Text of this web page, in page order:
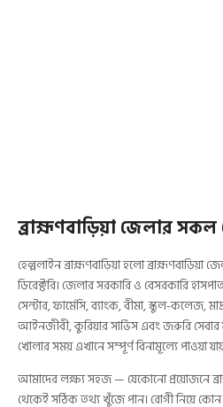
ব্রাহ্মণবাড়িয়া জেলার
হেল্পলাইন ব্রাহ্মণবাড়িয়া হলো
ডিরেক্টরি। জেলার সরকারি ও বেসরকারি
সেন্টার, ফার্মেসি, ব্যাংক, বীমা, স্কুল-কলেজ,
আইনজীবী, কুরিয়ার সার্ভিস এবং জরুরি সেবার
খোলার সময় এখানে সম্পূর্ণ বিনামূল্যে পাওয়া
আমাদের লক্ষ্য সহজ — যেকোনো প্রয়োজনে
থেকেই সঠিক তথ্য খুঁজে পান। রোগী নিয়ে কোন